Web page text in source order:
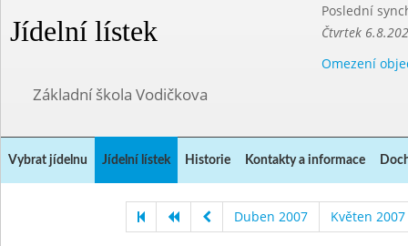
Jídelní lístek
Poslední
Čtvrtek
Omezení
Základní škola Vodičkova
Vybrat jídelnu Jídelní lístek Historie Kontakty a informace
Duben 2007 Květen 2007